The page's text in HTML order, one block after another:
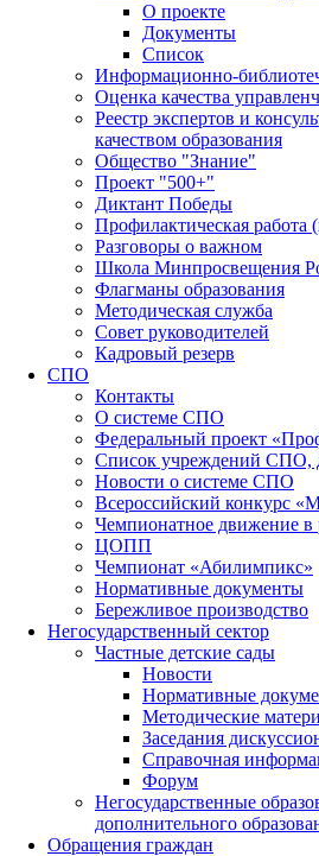
О проекте
Документы
Список
Информационно-
Оценка качества
Реестр экспертов и
качеством образования
Общество "Знание"
Проект "500+"
Диктант Победы
Профилактическая работа
Разговоры о важном
Школа Минпросвещения
Флагманы образования
Методическая служба
Совет руководителей
Кадровый резерв
СПО
Контакты
О системе СПО
Федеральный проект
Список учреждений СПО,
Новости о системе СПО
Всероссийский конкурс
Чемпионатное движение в
ЦОПП
Чемпионат «Абилимпикс»
Нормативные документы
Бережливое производство
Негосударственный сектор
Частные детские сады
Новости
Нормативные
Методические
Заседания
Справочная
Форум
Негосударственные
дополнительного
Обращения граждан